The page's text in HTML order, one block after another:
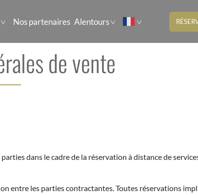
Nos partenaires Alentours
de vente
dans le cadre de la réservation à distance de
entre les parties contractantes. Toutes réservations